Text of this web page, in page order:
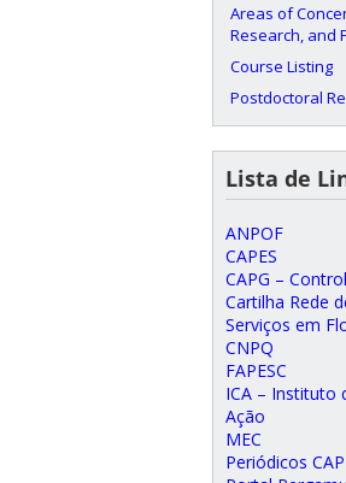
Areas of
Research, and
Course Listing
Postdoctoral
Lista de
ANPOF
CAPES
CAPG –
Cartilha Rede
Serviços em
CNPQ
FAPESC
ICA – Instituto
Ação
MEC
Periódicos